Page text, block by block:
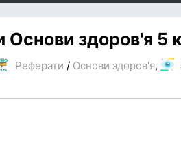
Основи здоров'я 5
Реферати / Основи здоров'я,